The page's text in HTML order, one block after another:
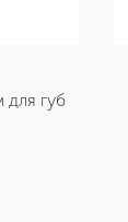
для губ